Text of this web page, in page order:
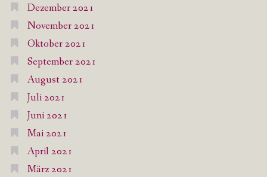
Dezember 2021
November 2021
Oktober 2021
September 2021
August 2021
Juli 2021
Juni 2021
Mai 2021
April 2021
März 2021